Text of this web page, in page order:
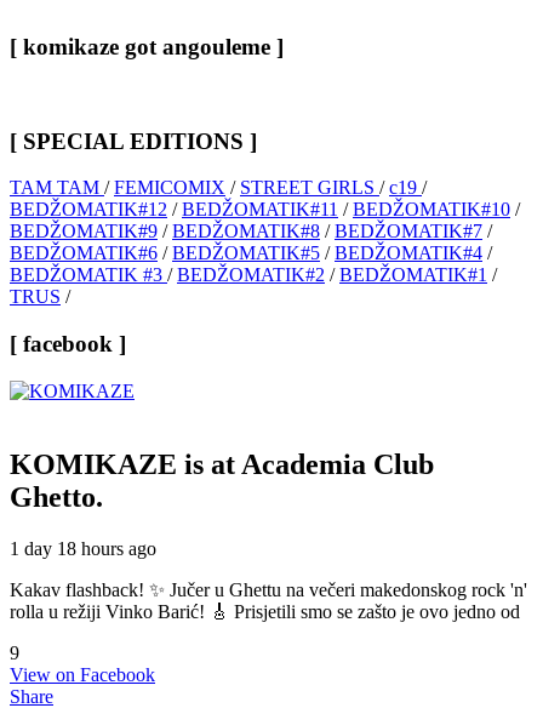
[ komikaze got angouleme ]
[ SPECIAL EDITIONS ]
TAM TAM /FEMICOMIX / STREET GIRLS /c19 /
BEDŽOMATIK#12 /BEDŽOMATIK#11 /BEDŽOMATIK#10 /
BEDŽOMATIK#9 /BEDŽOMATIK#8 /BEDŽOMATIK#7 /
BEDŽOMATIK#6 /BEDŽOMATIK#5 /BEDŽOMATIK#4 /
BEDŽOMATIK #3 /BEDŽOMATIK#2 /BEDŽOMATIK#1 /
TRUS /
[ facebook ]
KOMIKAZE is at Academia Club
Ghetto.
1 day 18 hours ago
Kakav flashback! ✨ Jučer u Ghettu na večeri makedonskog rock 'n'
rolla u režiji Vinko Barić! 🎸 Prisjetili smo se zašto je ovo jedno od
9
View on Facebook
Share